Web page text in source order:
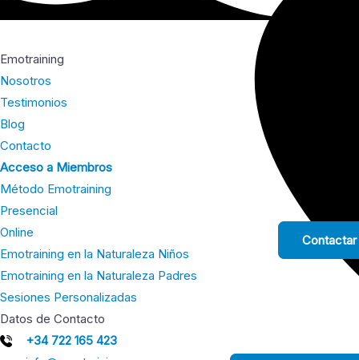
Contactar
Emotraining
Nosotros
Testimonios
Blog
Contacto
Acceso a Miembros
Método Emotraining
Presencial
Online
Emotraining en la Naturaleza Niños
Emotraining en la Naturaleza Padres
Sesiones Personalizadas
Datos de Contacto
+34 722 165 423